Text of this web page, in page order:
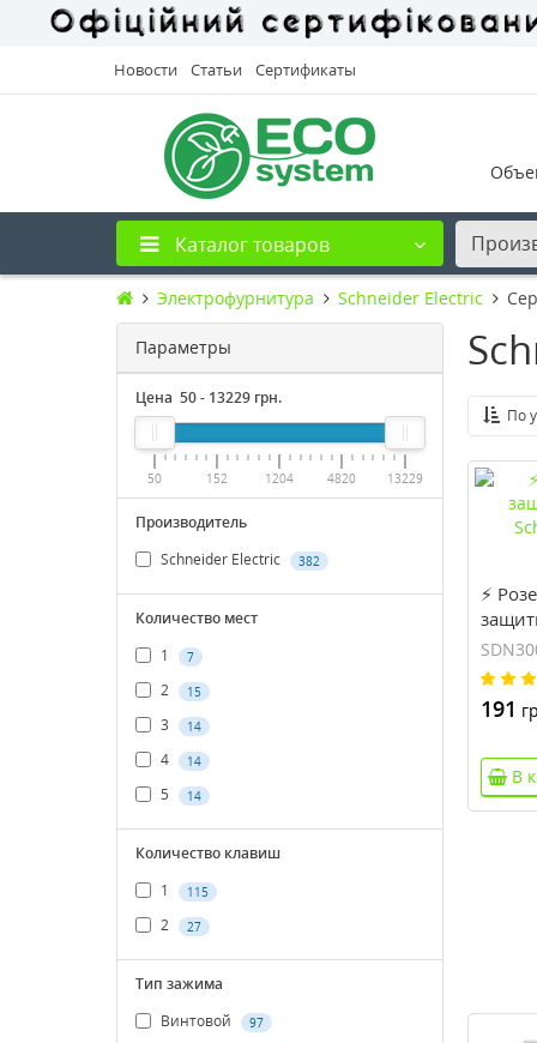
Новости Статьи Сертификаты
Каталог товаров
Электрофурнитура Schneider Electric
Параметры
Цена 50- 13229 грн.
50 152 1204 4820 13229
Производитель
Schneider Electric
382
Количество мест
1
7
2 15
3 14
4 14
5 14
Количество клавиш
1
115
2 27
Тип зажима
Винтовой
97
По
⚡
191
В